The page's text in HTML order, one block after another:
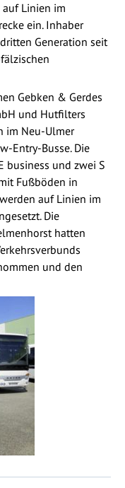
auf Linien im
ein. Inhaber
Generation seit
Gebken & Gerdes
und Hutfilters
im Neu-Ulmer
Entry-Busse. Die
business und zwei S
Fußböden in
auf Linien im
Die
hatten
und den